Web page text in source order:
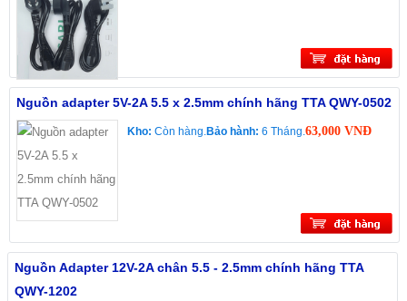
Nguồn adapter 5V-2A 5.5 x 2.5mm chính hãng TTA QWY-0502
Kho: Còn hàng. Bảo hành: 6 Tháng. 63,000 VNĐ
Nguồn Adapter 12V-2A chân 5.5 - 2.5mm chính hãng TTA
QWY-1202